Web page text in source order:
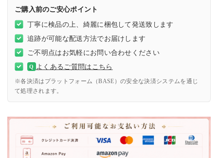
ご購入前のご安心ポイント
丁寧に検品の上、綺麗に梱包して発送致します
追跡が可能な配送方法でお届けします
ご不明点はお気軽にお問い合わせください
Q よくあるご質問はこちら
※各決済はプラットフォーム（BASE）の安全な決済システムを通じ
て処理されます。